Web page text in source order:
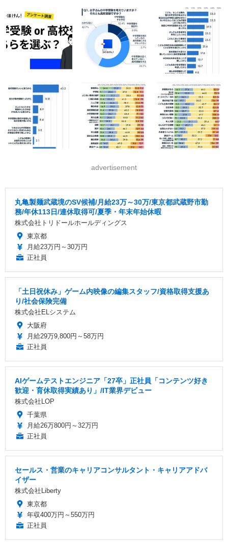
advertisement
丸亀製麺武蔵境のSV候補/月給23万～30万/東京都武蔵野市勤
務/年休113日/連休取得可/夏季・年末年始休暇
株式会社トリドールホールディングス
東京都
月給23万円～30万円
正社員
「土日祝休み」ゲーム内映像の編集スタッフ/資格取得支援あ
り/社会保険完備
株式会社ELシステム
大阪府
月給29万9,800円～58万円
正社員
AIゲームテストエンジニア「27卒」正社員「コンテンツ好き
歓迎・育休取得実績あり」/IT業界デビュー
株式会社LOP
千葉県
月給26万800円～32万円
正社員
セールス・営業のキャリアコンサルタント・キャリアアドバ
イザー
株式会社Liberty
東京都
年収400万円～550万円
正社員